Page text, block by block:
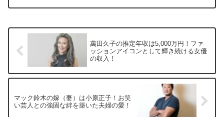
萬田久子の推定年収は5,000万円！ファ
ッションアイコンとして輝き続ける女優
の収入！
マック鈴木の嫁（妻）は小原正子！お笑
い芸人との強固な絆を築いた夫婦の愛！